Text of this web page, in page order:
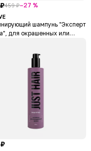
459 ₽–27 %
шампунь "Эксперт
для окрашенных или